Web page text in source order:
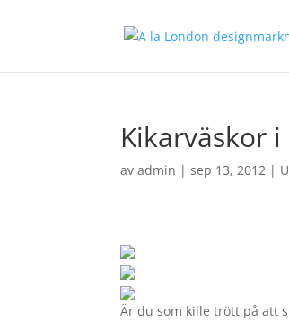
Kikarväskor
avadmin |sep 13, 2012 |
Är du som kille trött på att